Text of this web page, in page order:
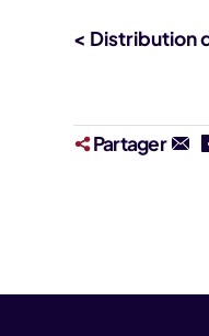
< Distribution
Partager